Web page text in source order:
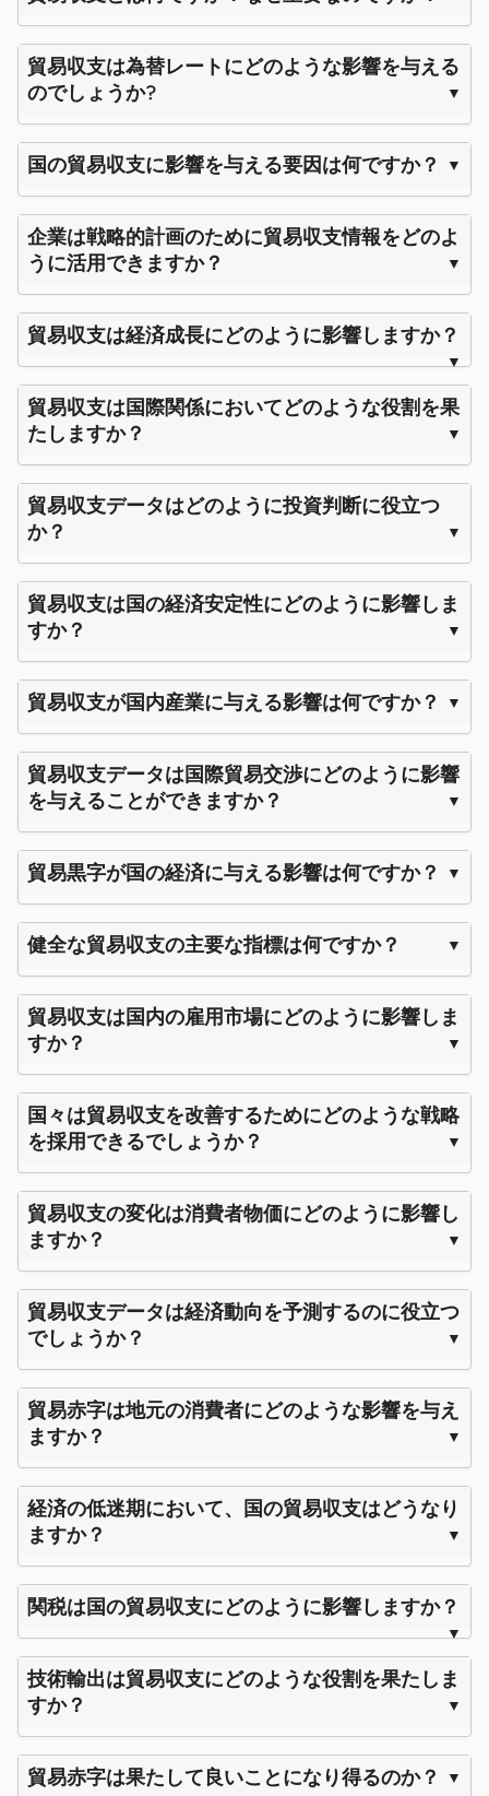
貿易収支は為替レートにどのような影響を与える
のでしょうか?
国の貿易収支に影響を与える要因は何ですか？
企業は戦略的計画のために貿易収支情報をどのよ
うに活用できますか？
貿易収支は経済成長にどのように影響しますか？
貿易収支は国際関係においてどのような役割を果
たしますか？
貿易収支データはどのように投資判断に役立つ
か？
貿易収支は国の経済安定性にどのように影響しま
すか？
貿易収支が国内産業に与える影響は何ですか？
貿易収支データは国際貿易交渉にどのように影響
を与えることができますか？
貿易黒字が国の経済に与える影響は何ですか？
健全な貿易収支の主要な指標は何ですか？
貿易収支は国内の雇用市場にどのように影響しま
すか？
国々は貿易収支を改善するためにどのような戦略
を採用できるでしょうか？
貿易収支の変化は消費者物価にどのように影響し
ますか？
貿易収支データは経済動向を予測するのに役立つ
でしょうか？
貿易赤字は地元の消費者にどのような影響を与え
ますか？
経済の低迷期において、国の貿易収支はどうなり
ますか？
関税は国の貿易収支にどのように影響しますか？
技術輸出は貿易収支にどのような役割を果たしま
すか？
貿易赤字は果たして良いことになり得るのか？